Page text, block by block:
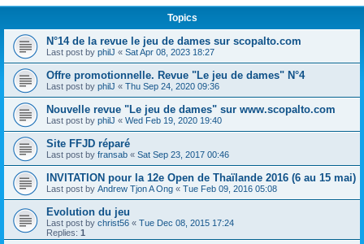
Topics
N°14 de la revue le jeu de dames sur scopalto.com
Last post by philJ « Sat Apr 08, 2023 18:27
Offre promotionnelle. Revue "Le jeu de dames" N°4
Last post by philJ « Thu Sep 24, 2020 09:36
Nouvelle revue "Le jeu de dames" sur www.scopalto.com
Last post by philJ « Wed Feb 19, 2020 19:40
Site FFJD réparé
Last post by fransab « Sat Sep 23, 2017 00:46
INVITATION pour la 12e Open de Thaïlande 2016 (6 au 15 mai)
Last post by Andrew Tjon A Ong « Tue Feb 09, 2016 05:08
Evolution du jeu
Last post by christ56 « Tue Dec 08, 2015 17:24
Replies: 1